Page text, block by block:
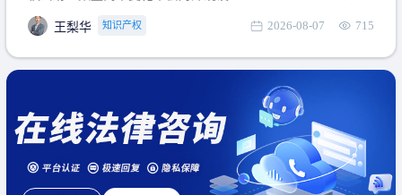
产生视觉影响，及现有设计抗辩与专利
无效再审改判可以执行回转 【承办律
师】 王梨华 浙江杭知桥律师事务所 【案
民再2
王梨华 知识产权 2026-08-07 715